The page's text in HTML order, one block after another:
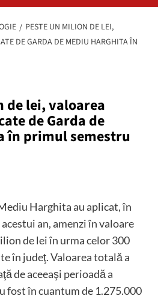
PESTE UN MILION DE LEI,
DE GARDA DE MEDIU HARGHITA ÎN
de lei, valoarea
de Garda de
în primul semestru
Harghita au aplicat, în
an, amenzi în valoare
de lei în urma celor 300
în judeţ. Valoarea totală a
de aceeaşi perioadă a
fost în cuantum de 1.275.000